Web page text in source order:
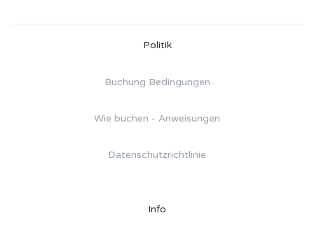
Politik
Buchung Bedingungen
Wie buchen - Anweisungen
Datenschutzrichtlinie
Info